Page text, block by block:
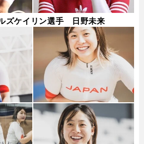
ズケイリン選手 日野未来